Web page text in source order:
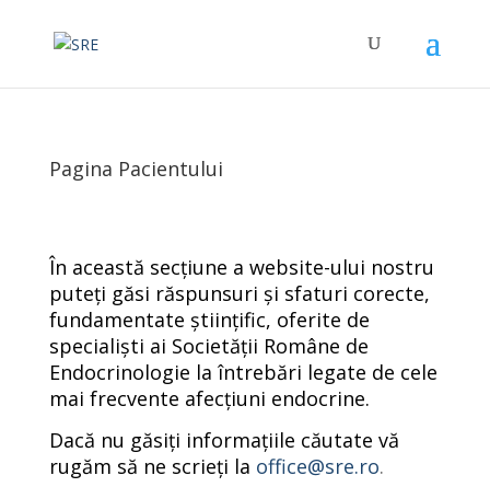
Pagina Pacientului
În această secțiune a website-ului nostru
puteți găsi răspunsuri și sfaturi corecte,
fundamentate științific, oferite de
specialiști ai Societății Române de
Endocrinologie la întrebări legate de cele
mai frecvente afecțiuni endocrine.
Dacă nu găsiți informațiile căutate vă
rugăm să ne scrieți la office@sre.ro.